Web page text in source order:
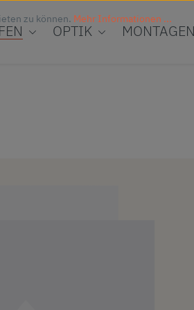
OPTIK MONTAGEN
zu können. Mehr Informationen ...